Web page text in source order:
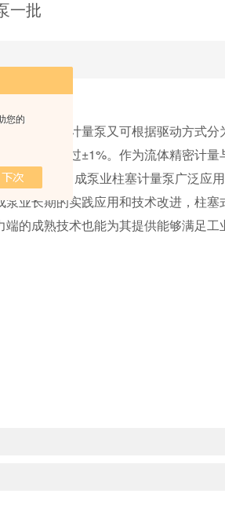
您的
一批
泛。隔膜计量泵又可根据驱动方式
误差不超过±1%。作为流体精密计
调节。中成泵业柱塞计量泵广泛应
业长期的实践应用和技术改进，柱
的成熟技术也能为其提供能够满足